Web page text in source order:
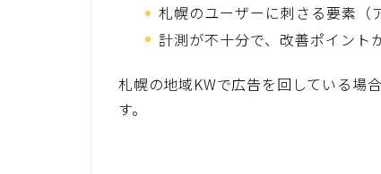
札幌のユーザーに刺さる要素（
計測が不十分で、改善ポイント
札幌の地域KWで広告を回している場
す。